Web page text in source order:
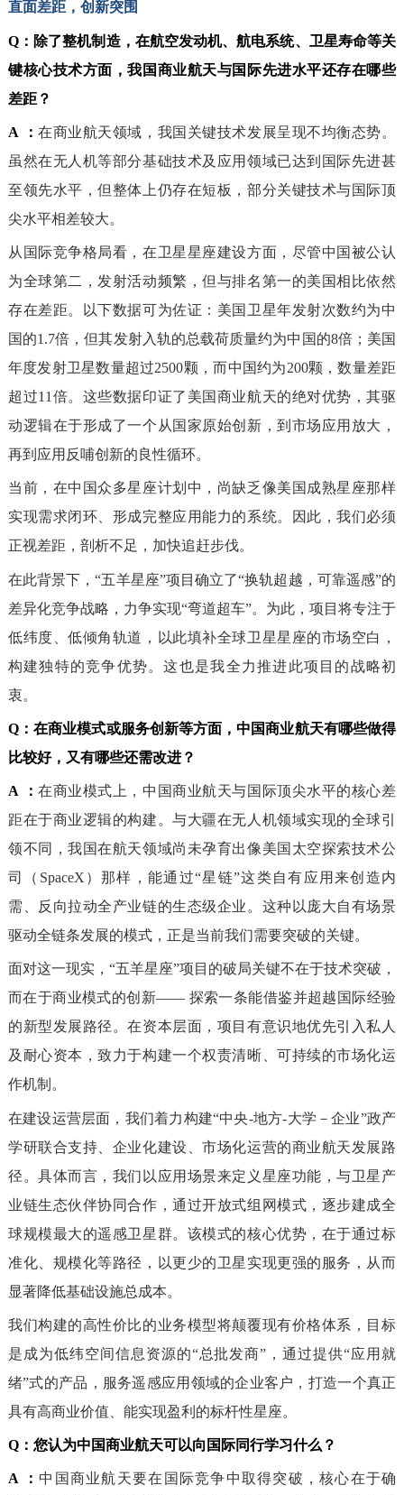
直面差距，创新突围
Q： 除了整机制造，在航空发动机、航电系统、卫星寿命等关
键核心技术方面，我国商业航天与国际先进水平还存在哪些
差距？
A ：在商业航天领域，我国关键技术发展呈现不均衡态势。
虽然在无人机等部分基础技术及应用领域已达到国际先进甚
至领先水平，但整体上仍存在短板，部分关键技术与国际顶
尖水平相差较大。
从国际竞争格局看，在卫星星座建设方面，尽管中国被公认
为全球第二，发射活动频繁，但与排名第一的美国相比依然
存在差距。以下数据可为佐证：美国卫星年发射次数约为中
国的1.7倍，但其发射入轨的总载荷质量约为中国的8倍；美国
年度发射卫星数量超过2500颗，而中国约为200颗，数量差距
超过11倍。这些数据印证了美国商业航天的绝对优势，其驱
动逻辑在于形成了一个从国家原始创新，到市场应用放大，
再到应用反哺创新的良性循环。
当前，在中国众多星座计划中，尚缺乏像美国成熟星座那样
实现需求闭环、形成完整应用能力的系统。因此，我们必须
正视差距，剖析不足，加快追赶步伐。
在此背景下，“五羊星座”项目确立了“换轨超越，可靠遥感”的
差异化竞争战略，力争实现“弯道超车”。为此，项目将专注于
低纬度、低倾角轨道，以此填补全球卫星星座的市场空白，
构建独特的竞争优势。这也是我全力推进此项目的战略初
衷。
Q：在商业模式或服务创新等方面，中国商业航天有哪些做得
比较好，又有哪些还需改进？
A ：在商业模式上，中国商业航天与国际顶尖水平的核心差
距在于商业逻辑的构建。与大疆在无人机领域实现的全球引
领不同，我国在航天领域尚未孕育出像美国太空探索技术公
司（SpaceX）那样，能通过“星链”这类自有应用来创造内
需、反向拉动全产业链的生态级企业。这种以庞大自有场景
驱动全链条发展的模式，正是当前我们需要突破的关键。
面对这一现实，“五羊星座”项目的破局关键不在于技术突破，
而在于商业模式的创新—— 探索一条能借鉴并超越国际经验
的新型发展路径。在资本层面，项目有意识地优先引入私人
及耐心资本，致力于构建一个权责清晰、可持续的市场化运
作机制。
在建设运营层面，我们着力构建“中央-地方-大学－企业”政产
学研联合支持、企业化建设、市场化运营的商业航天发展路
径。具体而言，我们以应用场景来定义星座功能，与卫星产
业链生态伙伴协同合作，通过开放式组网模式，逐步建成全
球规模最大的遥感卫星群。该模式的核心优势，在于通过标
准化、规模化等路径，以更少的卫星实现更强的服务，从而
显著降低基础设施总成本。
我们构建的高性价比的业务模型将颠覆现有价格体系，目标
是成为低纬空间信息资源的“总批发商”，通过提供“应用就
绪”式的产品，服务遥感应用领域的企业客户，打造一个真正
具有高商业价值、能实现盈利的标杆性星座。
Q： 您认为中国商业航天可以向国际同行学习什么？
A ： 中国商业航天要在国际竞争中取得突破，核心在于确